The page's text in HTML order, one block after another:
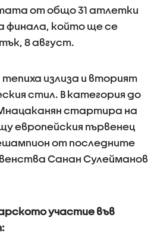
от общо 31 атлетки
финала, който ще се
8 август.
тепиха излиза и вторият
стил. В категория до
стартира на
европейския първенец
от последните
Санан Сулейманов
участие във